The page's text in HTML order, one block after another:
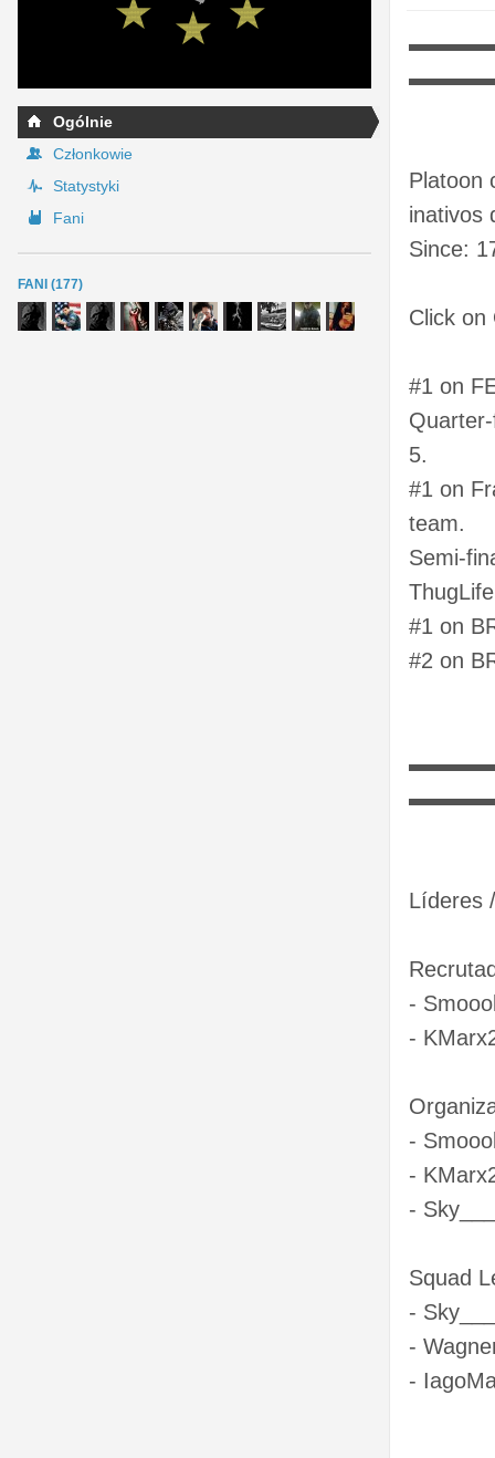
Ogólnie
Członkowie
Statystyki
Fani
FANI (177)
Platoon
inativos
Since:
Click on
#1 on
5.
#1 on
team.
Semi-
#1 on
#2 on
Líderes
-
-
-
-
-
Squad
-
-
-